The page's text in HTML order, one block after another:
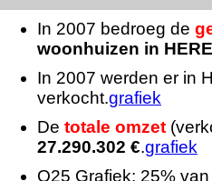
In 2007 bedroeg de
woonhuizen in
In 2007 werden er in
verkocht.grafiek
De totale omzet
27.290.302 €.grafiek
Q25 Grafiek: 25%